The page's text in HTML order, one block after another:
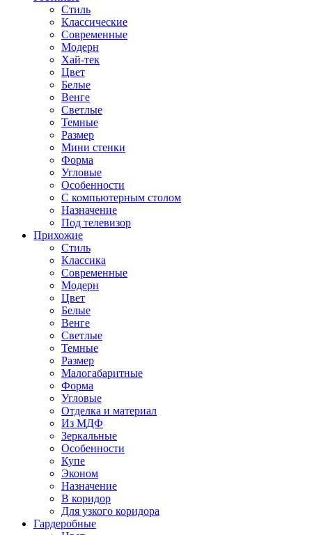
Стиль
Классические
Современные
Модерн
Хай-тек
Цвет
Белые
Венге
Светлые
Темные
Размер
Мини стенки
Форма
Угловые
Особенности
С компьютерным столом
Назначение
Под телевизор
Прихожие
Стиль
Классика
Современные
Модерн
Цвет
Белые
Венге
Светлые
Темные
Размер
Малогабаритные
Форма
Угловые
Отделка и материал
Из МДФ
Зеркальные
Особенности
Купе
Эконом
Назначение
В коридор
Для узкого коридора
Гардеробные